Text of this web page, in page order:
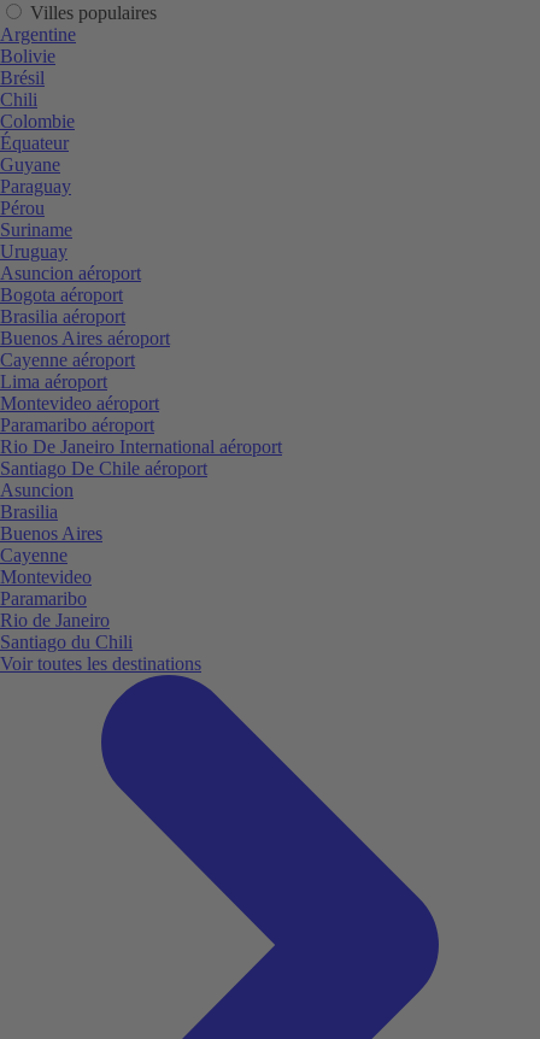
Villes populaires
Argentine
Bolivie
Brésil
Chili
Colombie
Équateur
Guyane
Paraguay
Pérou
Suriname
Uruguay
Asuncion aéroport
Bogota aéroport
Brasilia aéroport
Buenos Aires aéroport
Cayenne aéroport
Lima aéroport
Montevideo aéroport
Paramaribo aéroport
Rio De Janeiro International aéroport
Santiago De Chile aéroport
Asuncion
Brasilia
Buenos Aires
Cayenne
Montevideo
Paramaribo
Rio de Janeiro
Santiago du Chili
Voir toutes les destinations